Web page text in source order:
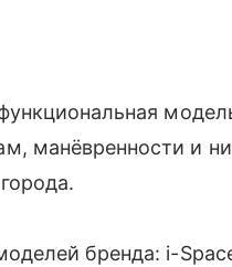
манёвренности и
бренда: i-